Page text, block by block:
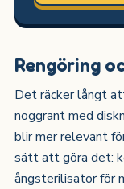
Rengöring
Det räcker långt
noggrant med
blir mer relevant
sätt att göra det:
ångsterilisator för